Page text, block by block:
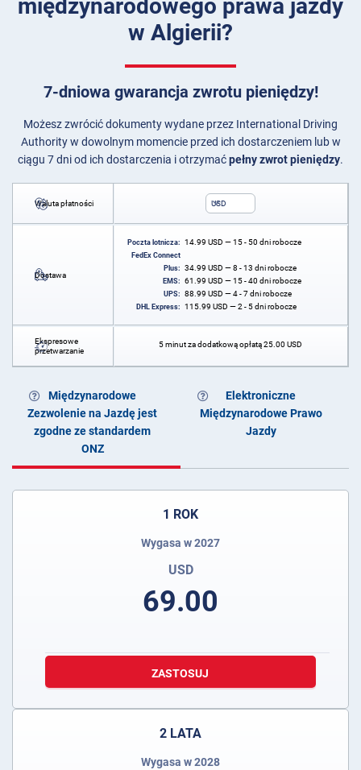
międzynarodowego prawa jazdy
w Algierii?
7-dniowa gwarancja zwrotu pieniędzy!
Możesz zwrócić dokumenty wydane przez International Driving
Authority w dowolnym momencie przed ich dostarczeniem lub w
ciągu 7 dni od ich dostarczenia i otrzymaćpełny zwrot pieniędzy.
Waluta płatności USD
Dostawa
Poczta lotnicza: 14.99 USD — 15 - 50 dni robocze
FedEx Connect
Plus:
34.99 USD — 8 - 13 dni robocze
EMS: 61.99 USD — 15 - 40 dni robocze
UPS: 88.99 USD — 4 - 7 dni robocze
DHL Express: 115.99 USD — 2 - 5 dni robocze
Ekspresowe
przetwarzanie
5 minut za dodatkową opłatą25.00 USD
Międzynarodowe
Zezwolenie na Jazdę jest
zgodne ze standardem
ONZ
Elektroniczne
Międzynarodowe Prawo
Jazdy
1 ROK
Wygasa w 2027
USD
69.00
ZASTOSUJ
2 LATA
Wygasa w 2028